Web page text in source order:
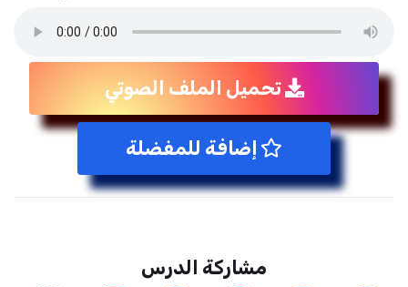
تحميل الملف الصوتي
إضافة للمفضلة
مشاركة الدرس